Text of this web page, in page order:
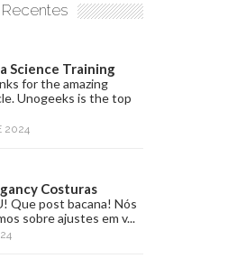
Science Training
for the amazing
Unogeeks is the top
2024
Costuras
Que post bacana! Nós
sobre ajustes em v...